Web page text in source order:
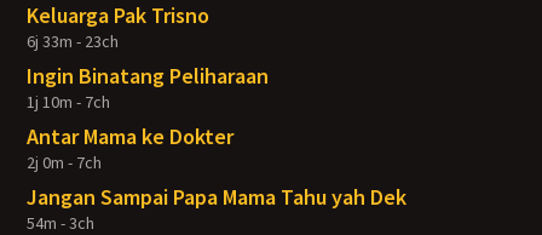
Keluarga Pak Trisno
6j 33m - 23ch
Ingin Binatang Peliharaan
1j 10m - 7ch
Antar Mama ke Dokter
2j 0m - 7ch
Jangan Sampai Papa Mama Tahu yah Dek
54m - 3ch